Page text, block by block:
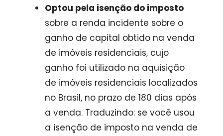
Optou pela isenção do imposto
sobre a renda incidente sobre o
ganho de capital obtido na venda
de imóveis residenciais, cujo
ganho foi utilizado na aquisição
de imóveis residenciais localizados
no Brasil, no prazo de 180 dias após
a venda. Traduzindo: se você usou
a isenção de imposto na venda de